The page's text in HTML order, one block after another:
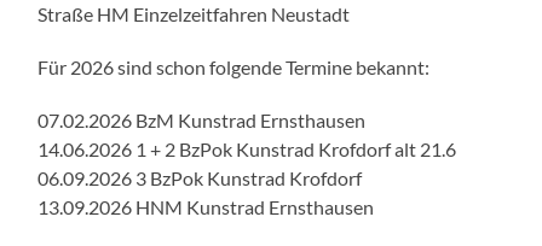
Straße HM Einzelzeitfahren Neustadt
Für 2026 sind schon folgende Termine bekannt:
07.02.2026 BzM Kunstrad Ernsthausen
14.06.2026 1 + 2 BzPok Kunstrad Krofdorf alt 21.6
06.09.2026 3 BzPok Kunstrad Krofdorf
13.09.2026 HNM Kunstrad Ernsthausen